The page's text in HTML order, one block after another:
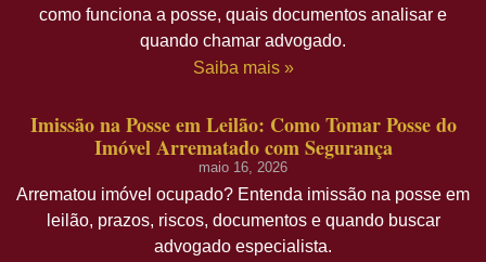
como funciona a posse, quais documentos analisar e
quando chamar advogado.
Saiba mais »
Imissão na Posse em Leilão: Como Tomar Posse do
Imóvel Arrematado com Segurança
maio 16, 2026
Arrematou imóvel ocupado? Entenda imissão na posse em
leilão, prazos, riscos, documentos e quando buscar
advogado especialista.